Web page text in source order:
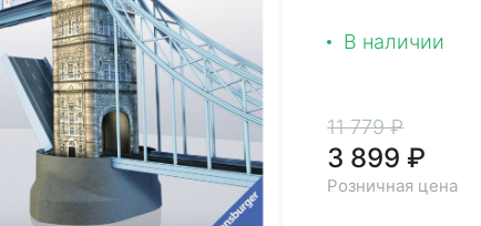
В наличии
11 779 ₽
3 899 ₽
Розничная цена